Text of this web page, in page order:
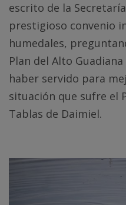
escrito de la
prestigioso convenio
humedales,
Plan del Alto
haber servido para
situación que sufre el
Tablas de Daimiel.